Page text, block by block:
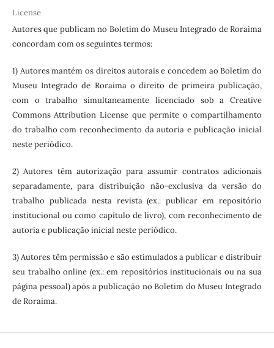
License
Autores que publicam no Boletim do Museu Integrado de Roraima
concordam com os seguintes termos:
1) Autores mantém os direitos autorais e concedem ao Boletim do
Museu Integrado de Roraima o direito de primeira publicação,
com o trabalho simultaneamente licenciado sob a Creative
Commons Attribution License que permite o compartilhamento
do trabalho com reconhecimento da autoria e publicação inicial
neste periódico.
2) Autores têm autorização para assumir contratos adicionais
separadamente, para distribuição não-exclusiva da versão do
trabalho publicada nesta revista (ex.: publicar em repositório
institucional ou como capítulo de livro), com reconhecimento de
autoria e publicação inicial neste periódico.
3) Autores têm permissão e são estimulados a publicar e distribuir
seu trabalho online (ex.: em repositórios institucionais ou na sua
página pessoal) após a publicação no Boletim do Museu Integrado
de Roraima.